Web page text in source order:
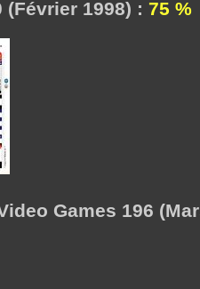
(Février 1998) : 75 %
Games 196